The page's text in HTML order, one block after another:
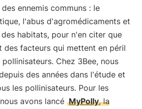
ennemis communs : le
l'abus d'agromédicaments et
habitats, pour n'en citer que
des facteurs qui mettent en péril
Chez 3Bee, nous
des années dans l'étude et
les pollinisateurs. Pour les
avons lancé MyPolly, la